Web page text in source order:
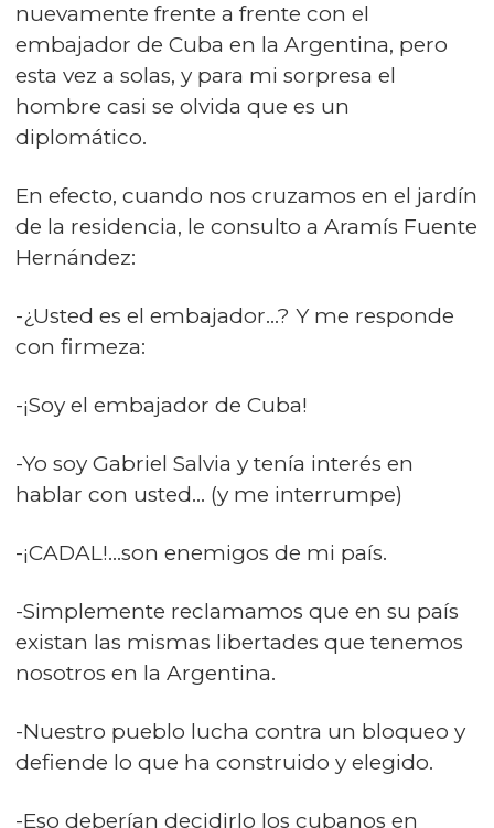
nuevamente frente a frente con el
embajador de Cuba en la Argentina, pero
esta vez a solas, y para mi sorpresa el
hombre casi se olvida que es un
diplomático.
En efecto, cuando nos cruzamos en el jardín
de la residencia, le consulto a Aramís Fuente
Hernández:
-¿Usted es el embajador…? Y me responde
con firmeza:
-¡Soy el embajador de Cuba!
-Yo soy Gabriel Salvia y tenía interés en
hablar con usted… (y me interrumpe)
-¡CADAL!…son enemigos de mi país.
-Simplemente reclamamos que en su país
existan las mismas libertades que tenemos
nosotros en la Argentina.
-Nuestro pueblo lucha contra un bloqueo y
defiende lo que ha construido y elegido.
-Eso deberían decidirlo los cubanos en